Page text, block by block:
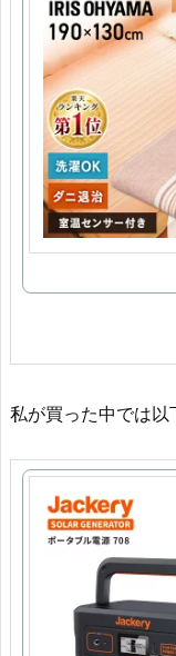
私が買った中では以